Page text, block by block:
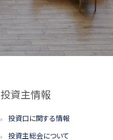
投資主情報
投資口に関する情報
投資主総会について